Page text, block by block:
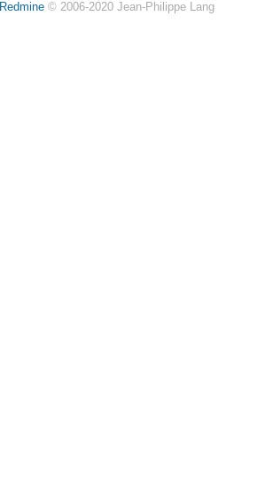
Redmine© 2006-2020 Jean-Philippe Lang